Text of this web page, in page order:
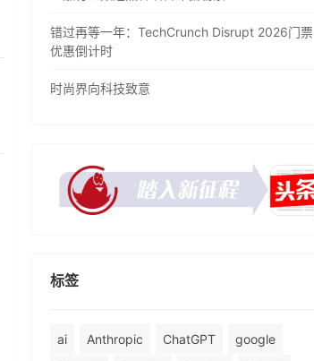
错过再等一年：TechCrunch Disrupt 2026门票
优惠倒计时
时尚界向科技致意
标签
ai Anthropic ChatGPT
google